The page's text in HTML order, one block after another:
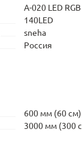
A-020 LED
140LED
sneha
Россия
600 мм (60 см)
3000 мм (300